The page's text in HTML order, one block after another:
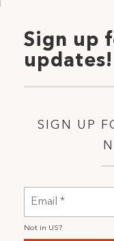
Sign up
updates!
SIGN UP
Not in US?